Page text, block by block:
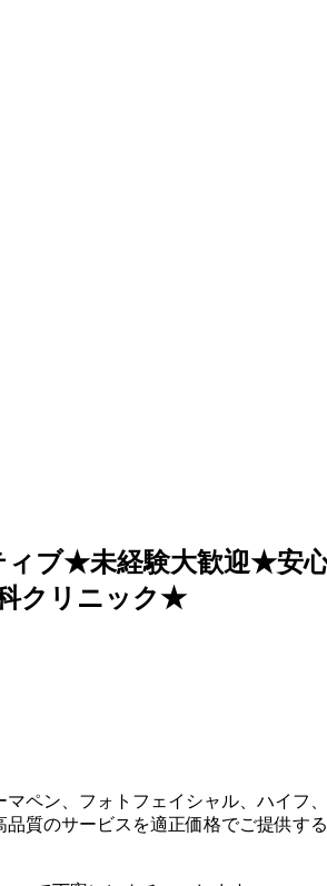
ィブ★未経験大歓迎★安
クリニック★
ペン、フォトフェイシャル、ハイフ、
質のサービスを適正価格でご提供す